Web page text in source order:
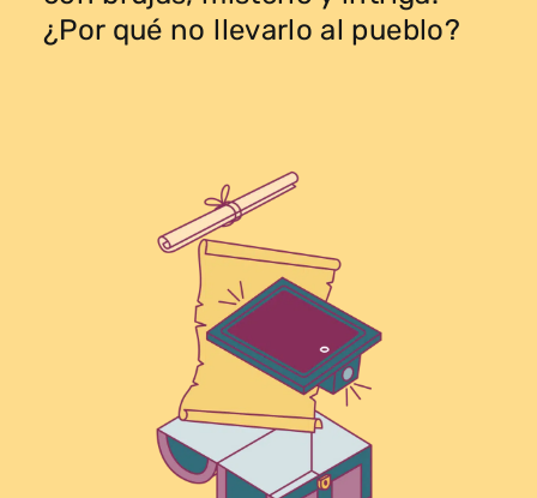
¿Por qué no llevarlo al pueblo?